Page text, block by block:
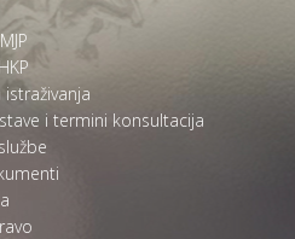
i termini konsultacija